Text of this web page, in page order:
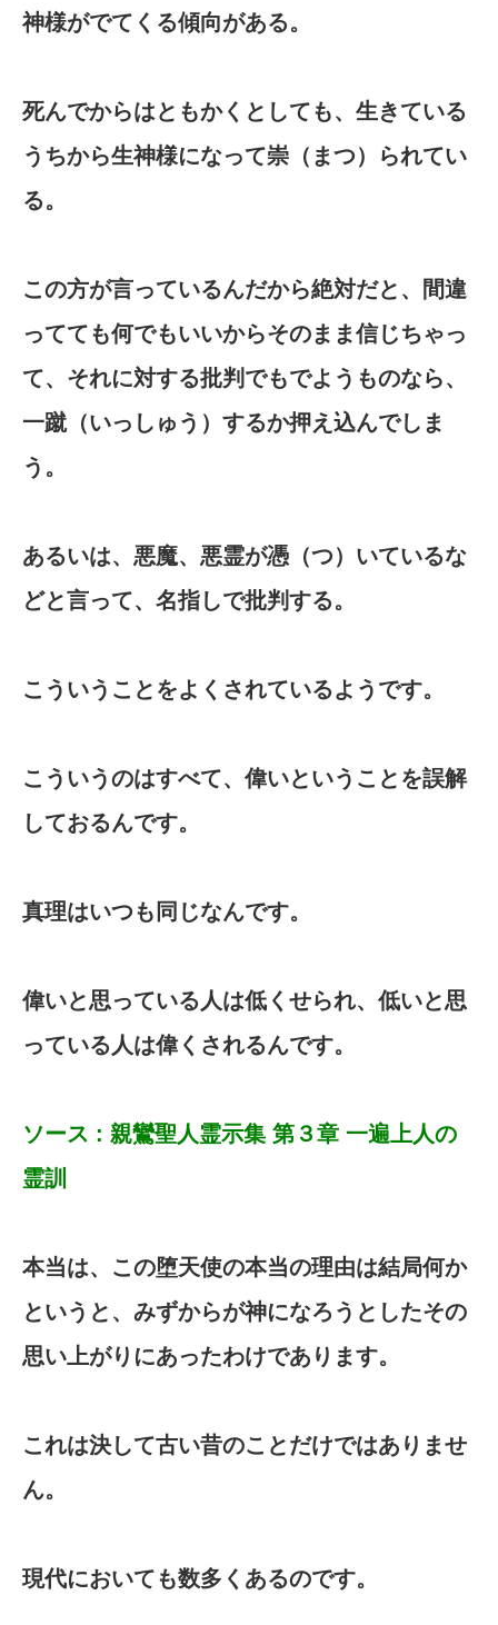
神様がでてくる傾向がある。
死んでからはともかくとしても、生きている
うちから生神様になって崇（まつ）られてい
る。
この方が言っているんだから絶対だと、間違
ってても何でもいいからそのまま信じちゃっ
て、それに対する批判でもでようものなら、
一蹴（いっしゅう）するか押え込んでしま
う。
あるいは、悪魔、悪霊が憑（つ）いているな
どと言って、名指しで批判する。
こういうことをよくされているようです。
こういうのはすべて、偉いということを誤解
しておるんです。
真理はいつも同じなんです。
偉いと思っている人は低くせられ、低いと思
っている人は偉くされるんです。
ソース : 親鸞聖人霊示集 第３章 一遍上人の
霊訓
本当は、この堕天使の本当の理由は結局何か
というと、みずからが神になろうとしたその
思い上がりにあったわけであります。
これは決して古い昔のことだけではありませ
ん。
現代においても数多くあるのです。